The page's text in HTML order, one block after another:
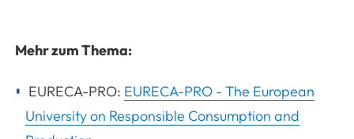
Mehr zum Thema:
EURECA-PRO: EURECA-PRO - The European
University on Responsible Consumption and